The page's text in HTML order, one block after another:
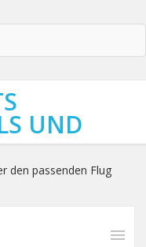
UND
den passenden Flug